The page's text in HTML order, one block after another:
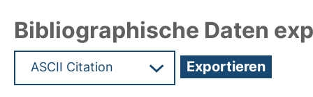
Bibliographische Daten